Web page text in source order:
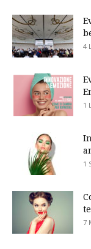
4
1
1
7